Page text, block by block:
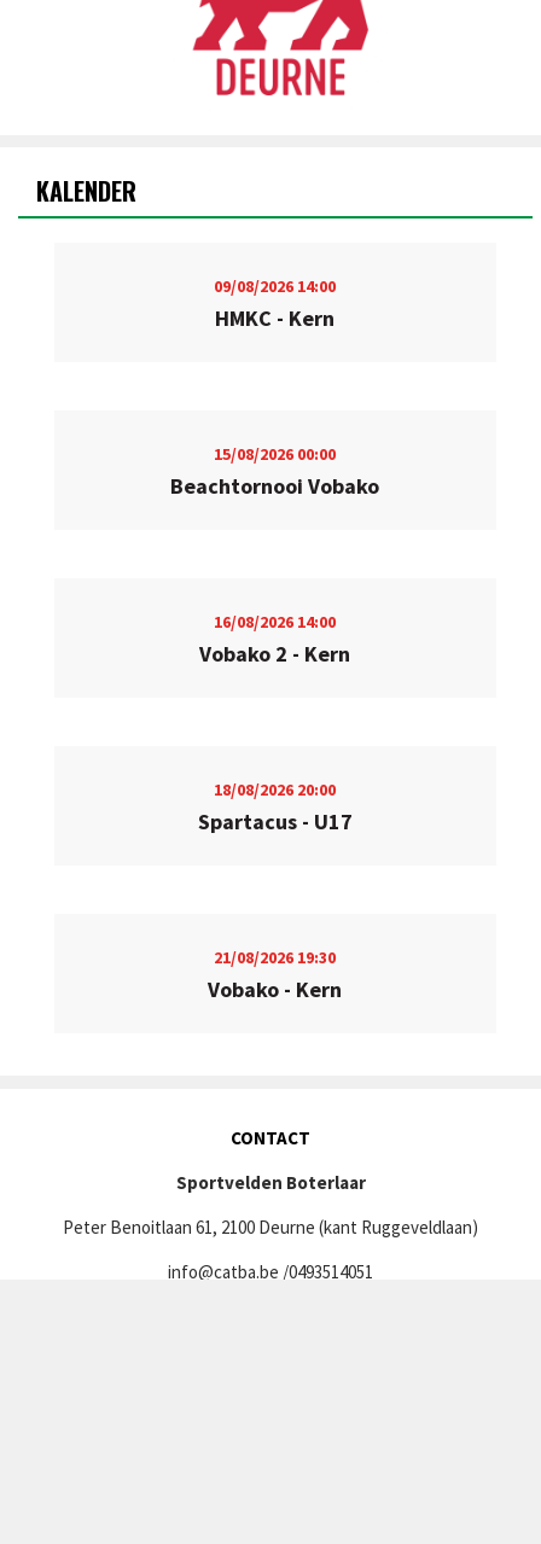
KALENDER
09/08/2026 14:00
HMKC - Kern
15/08/2026 00:00
Beachtornooi Vobako
16/08/2026 14:00
Vobako 2 - Kern
18/08/2026 20:00
Spartacus - U17
21/08/2026 19:30
Vobako - Kern
CONTACT
Sportvelden Boterlaar
Peter Benoitlaan 61, 2100 Deurne (kant Ruggeveldlaan)
info@catba.be /0493514051